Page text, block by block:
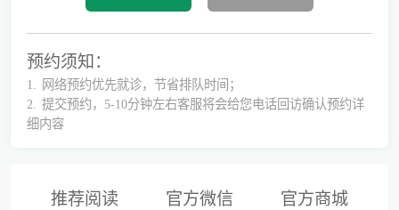
预约须知：
1.
网络预约优先就诊，节省排队时间；
2.
提交预约，5-10分钟左右客服将会给您电话回访确认预约详
细内容
推荐阅读 官方微信 官方商城